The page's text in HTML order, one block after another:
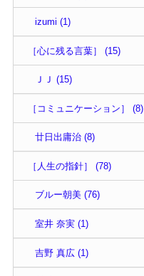
izumi (1)
［心に残る言葉］ (15)
ＪＪ (15)
［コミュニケーション］ (8)
廿日出庸治 (8)
［人生の指針］ (78)
ブルー朝美 (76)
室井 奈実 (1)
吉野 真広 (1)